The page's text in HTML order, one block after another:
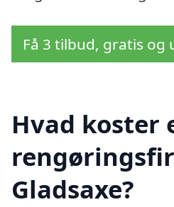
Få 3 tilbud, gratis
Hvad koster
Gladsaxe?